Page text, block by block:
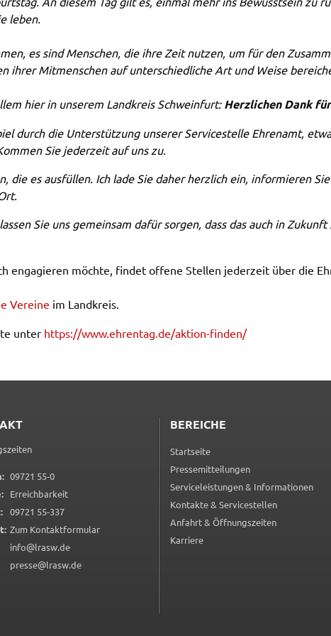
leben.
es sind Menschen, die ihre Zeit nutzen, um für den
ihrer Mitmen­schen auf unter­schied­li­che Art und Weise
hier in unse­rem Land­kreis Schwein­furt: Herz­li­chen Dank
durch die Unter­stüt­zung unse­rer Service­stel­le Ehren­amt,
Sie jeder­zeit auf uns zu.
die es ausfül­len. Ich lade Sie daher herz­lich ein, infor­mie­ren
Sie uns gemein­sam dafür sorgen, dass das auch in
enga­gie­ren möch­te, findet offe­ne Stel­len jeder­zeit über die
Verei­ne im Land­kreis.
unter https://​www.​ehrentag.​de/​aktion-​finden/
09721 55-00 9 7 2 1 5 5 0
Erreichbarkeit
09721 55-3370 9 7 2 1 5 5 3 3 7
Zum Kontaktformular(öffnet in neuem Tab)
info@lrasw.de
presse@lrasw.de
BEREICHE
Startseite
Pressemitteilungen
Serviceleistungen & Informationen
Kontakte & Servicestellen
Anfahrt & Öffnungszeiten
Karriere